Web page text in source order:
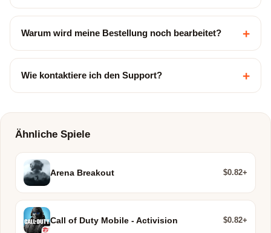
Warum wird meine Bestellung noch bearbeitet? +
Wie kontaktiere ich den Support? +
Ähnliche Spiele
Arena Breakout $0.82+
Call of Duty Mobile - Activision $0.82+